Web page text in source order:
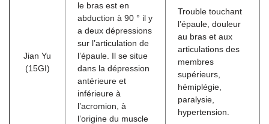
Jian Yu
(15GI)
le bras est en
abduction à 90 ° il y
a deux dépressions
sur l’articulation de
l’épaule. Il se situe
dans la dépression
antérieure et
inférieure à
l’acromion, à
l’origine du muscle
Trouble touchant
l’épaule, douleur
au bras et aux
articulations des
membres
supérieurs,
hémiplégie,
paralysie,
hypertension.